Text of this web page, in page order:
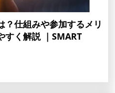
？仕組みや参加するメリ
すく解説 ｜SMART